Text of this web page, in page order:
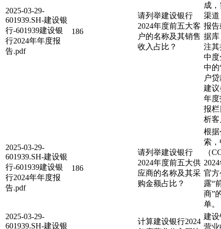
2025-03-29-
601939.SH-建设银
行-601939建设银
行2024年年度报
告.pdf
186
请列举建设银行
2024年度前五大客
户的名称及其销售
收入占比？
成
渠
报
据
注
中
中的
户
建
年
报
析
2025-03-29-
601939.SH-建设银
行-601939建设银
行2024年年度报
告.pdf
186
请列举建设银行
2024年度前五大供
应商的名称及其采
购金额占比？
根
索
（
官
露“
商”
单。
2025-03-29-
601939.SH-建设银
计算建设银行2024
建设
营